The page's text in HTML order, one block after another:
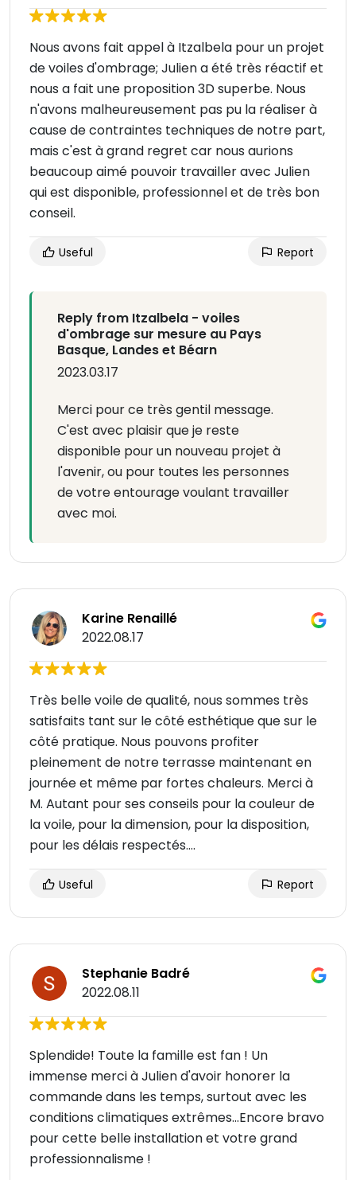
Nous avons fait appel à Itzalbela pour un projet
de voiles d'ombrage; Julien a été très réactif et
nous a fait une proposition 3D superbe. Nous
n'avons malheureusement pas pu la réaliser à
cause de contraintes techniques de notre part,
mais c'est à grand regret car nous aurions
beaucoup aimé pouvoir travailler avec Julien
qui est disponible, professionnel et de très bon
conseil.
Useful Report
Reply from Itzalbela - voiles
d'ombrage sur mesure au Pays
Basque, Landes et Béarn
2023.03.17
Merci pour ce très gentil message.
C'est avec plaisir que je reste
disponible pour un nouveau projet à
l'avenir, ou pour toutes les personnes
de votre entourage voulant travailler
avec moi.
Karine Renaillé
2022.08.17
Très belle voile de qualité, nous sommes très
satisfaits tant sur le côté esthétique que sur le
côté pratique. Nous pouvons profiter
pleinement de notre terrasse maintenant en
journée et même par fortes chaleurs. Merci à
M. Autant pour ses conseils pour la couleur de
la voile, pour la dimension, pour la disposition,
pour les délais respectés….
Useful Report
Stephanie Badré
2022.08.11
Splendide! Toute la famille est fan ! Un
immense merci à Julien d'avoir honorer la
commande dans les temps, surtout avec les
conditions climatiques extrêmes...Encore bravo
pour cette belle installation et votre grand
professionnalisme !